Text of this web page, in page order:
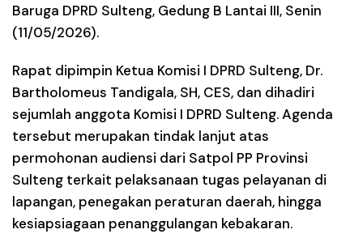
Baruga DPRD Sulteng, Gedung B Lantai III, Senin
(11/05/2026).
Rapat dipimpin Ketua Komisi I DPRD Sulteng, Dr.
Bartholomeus Tandigala, SH, CES, dan dihadiri
sejumlah anggota Komisi I DPRD Sulteng. Agenda
tersebut merupakan tindak lanjut atas
permohonan audiensi dari Satpol PP Provinsi
Sulteng terkait pelaksanaan tugas pelayanan di
lapangan, penegakan peraturan daerah, hingga
kesiapsiagaan penanggulangan kebakaran.